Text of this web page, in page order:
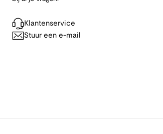
Klantenservice
Stuur een e-mail